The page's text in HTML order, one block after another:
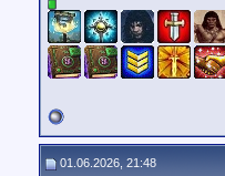
01.06.2026, 21:48